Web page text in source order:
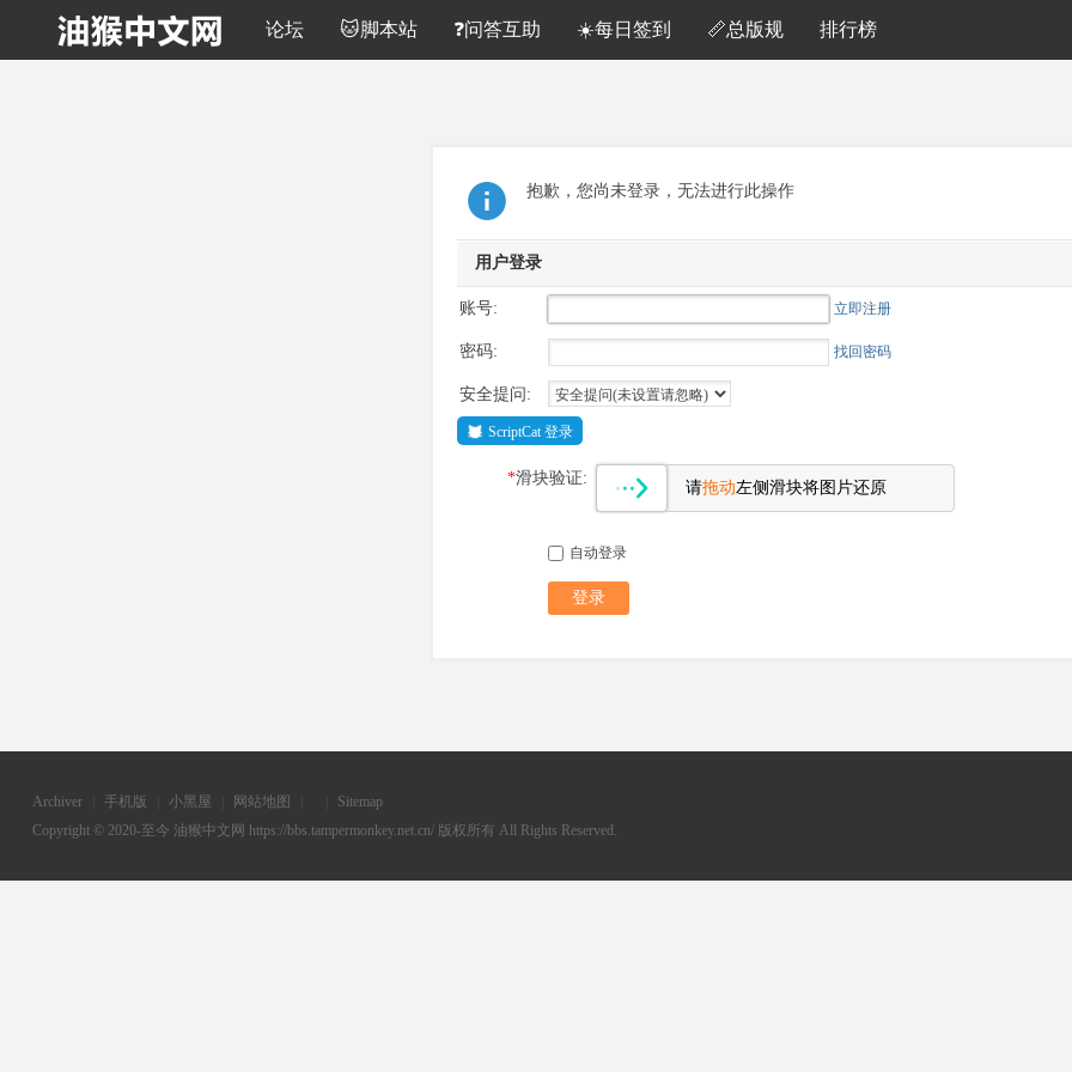
论坛 🐱脚本站 ❓问答互助 ☀️每日签到 📏总版规 排行榜
抱歉，您尚未登录，无法进行此操作
用户登录
账号: 立即注册
密码: 找回密码
安全提问:
ScriptCat 登录
*滑块验证:
请拖动左侧滑块将图片还原
自动登录
登录
Archiver 手机版 小黑屋 网站地图
Sitemap
Copyright © 2020-至今 油猴中文网 https://bbs.tampermonkey.net.cn/ 版权所有 All Rights Reserved.